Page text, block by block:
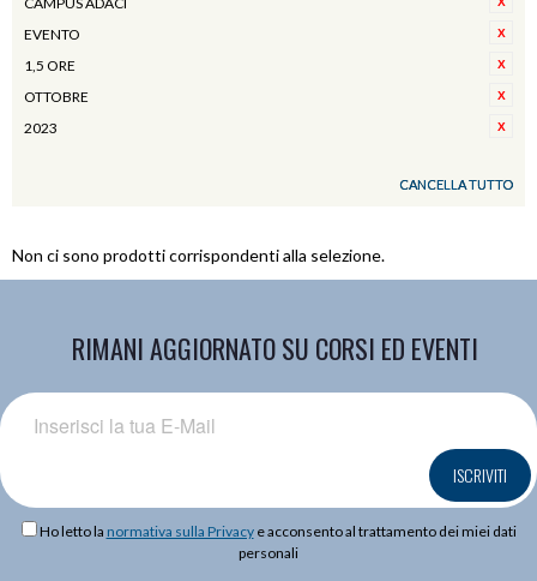
EVENTO
1,5 ORE
OTTOBRE
2023
CANCELLA TUTTO
Non ci sono prodotti corrispondenti alla selezione.
RIMANI AGGIORNATO SU CORSI ED EVENTI
ISCRIVITI
Ho letto la normativa sulla Privacye acconsento al trattamento dei miei dati
personali